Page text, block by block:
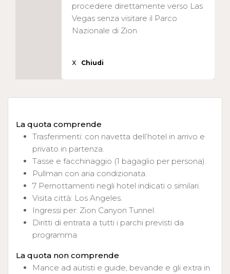
procedere direttamente verso Las
Vegas senza visitare il Parco
Nazionale di Zion
X Chiudi
La quota comprende
Trasferimenti: con navetta dell’hotel in arrivo e
privato in partenza.
Tasse e facchinaggio (1 bagaglio per persona).
Pullman con aria condizionata.
7 Pernottamenti negli hotel indicati o similari.
Visita città: Los Angeles.
Ingressi per: Zion Canyon Tunnel.
Diritti di entrata a tutti i parchi previsti da
programma
La quota non comprende
Mance ad autisti e guide, bevande e gli extra in